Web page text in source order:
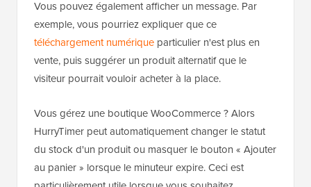
Vous pouvez également afficher un message. Par
exemple, vous pourriez expliquer que ce
téléchargement numérique particulier n'est plus en
vente, puis suggérer un produit alternatif que le
visiteur pourrait vouloir acheter à la place.
Vous gérez une boutique WooCommerce ? Alors
HurryTimer peut automatiquement changer le statut
du stock d'un produit ou masquer le bouton « Ajouter
au panier » lorsque le minuteur expire. Ceci est